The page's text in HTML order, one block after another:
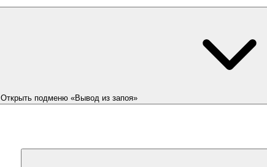
Открыть подменю «Вывод из запоя»